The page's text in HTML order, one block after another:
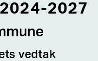
2027
vedtak